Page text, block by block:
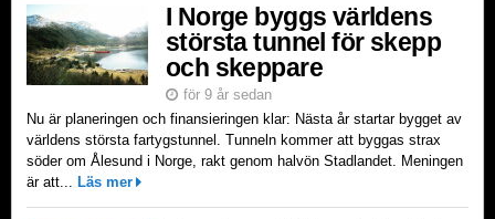
I Norge byggs världens
största tunnel för skepp
och skeppare
för 9 år sedan
Nu är planeringen och finansieringen klar: Nästa år startar bygget av
världens största fartygstunnel. Tunneln kommer att byggas strax
söder om Ålesund i Norge, rakt genom halvön Stadlandet. Meningen
är att... Läs mer